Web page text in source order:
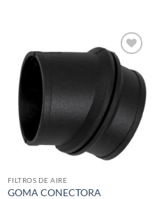
Add to
wishlist
FILTROS DE AIRE
GOMA CONECTORA